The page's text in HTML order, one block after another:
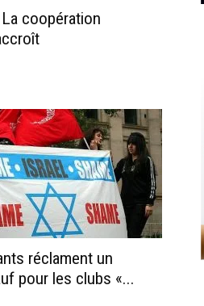
coopération
réclament un
pour les clubs «...